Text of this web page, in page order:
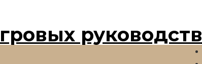
руководств